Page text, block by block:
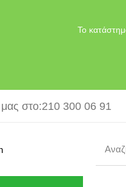
Το
στο:210 300 06 91